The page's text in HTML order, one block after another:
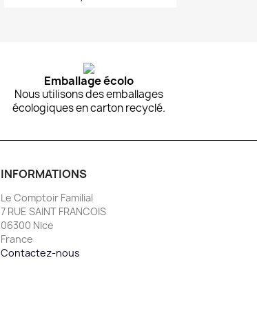
Emballage écolo
Nous utilisons des emballages
écologiques en carton recyclé.
INFORMATIONS
Le Comptoir Familial
7 RUE SAINT FRANCOIS
06300 Nice
France
Contactez-nous